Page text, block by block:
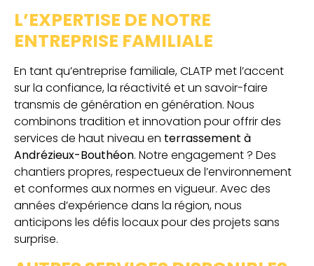
L’EXPERTISE DE NOTRE
ENTREPRISE FAMILIALE
En tant qu’entreprise familiale, CLATP met l’accent
sur la confiance, la réactivité et un savoir-faire
transmis de génération en génération. Nous
combinons tradition et innovation pour offrir des
services de haut niveau en terrassement à
Andrézieux-Bouthéon. Notre engagement ? Des
chantiers propres, respectueux de l’environnement
et conformes aux normes en vigueur. Avec des
années d’expérience dans la région, nous
anticipons les défis locaux pour des projets sans
surprise.